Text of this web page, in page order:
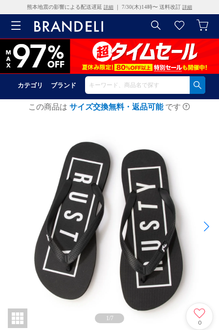
熊本地震の影響による配送遅延 詳細 ｜ 7/30(木)14時〜 送料改訂 詳細
カテゴリ ブランド
この商品は サイズ交換無料・返品可能 です
1/7
0